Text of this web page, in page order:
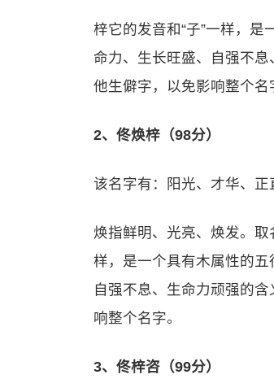
梓它的发音和“子”一样，
命力、生长旺盛、自强不
他生僻字，以免影响整个名
2、佟焕梓（98分）
该名字有：阳光、才华、正
焕指鲜明、光亮、焕发。
样，是一个具有木属性的五
自强不息、生命力顽强的
响整个名字。
3、佟梓咨（99分）